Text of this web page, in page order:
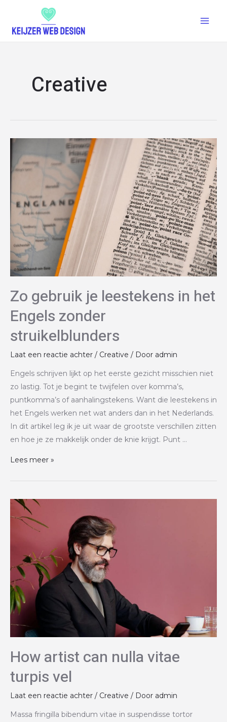
Creative
Zo gebruik je leestekens in het
Engels zonder
struikelblunders
Laat een reactie achter / Creative / Door admin
Engels schrijven lijkt op het eerste gezicht misschien niet
zo lastig. Tot je begint te twijfelen over komma’s,
puntkomma’s of aanhalingstekens. Want die leestekens in
het Engels werken net wat anders dan in het Nederlands.
In dit artikel leg ik je uit waar de grootste verschillen zitten
en hoe je ze makkelijk onder de knie krijgt. Punt …
Lees meer »
How artist can nulla vitae
turpis vel
Laat een reactie achter / Creative / Door admin
Massa fringilla bibendum vitae in suspendisse tortor